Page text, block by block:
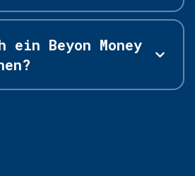
ein Beyon Money